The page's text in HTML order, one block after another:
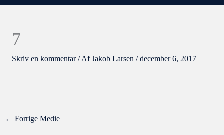
7
Skriv en kommentar / AfJakob Larsen /december 6, 2017
← Forrige Medie